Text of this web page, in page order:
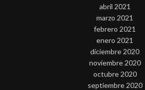
abril 2021
marzo 2021
febrero 2021
enero 2021
diciembre 2020
noviembre 2020
octubre 2020
septiembre 2020